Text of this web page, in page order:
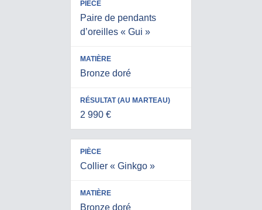
Paire de pendants
d’oreilles « Gui »
Bronze doré
2 990 €
Collier « Ginkgo »
Bronze doré